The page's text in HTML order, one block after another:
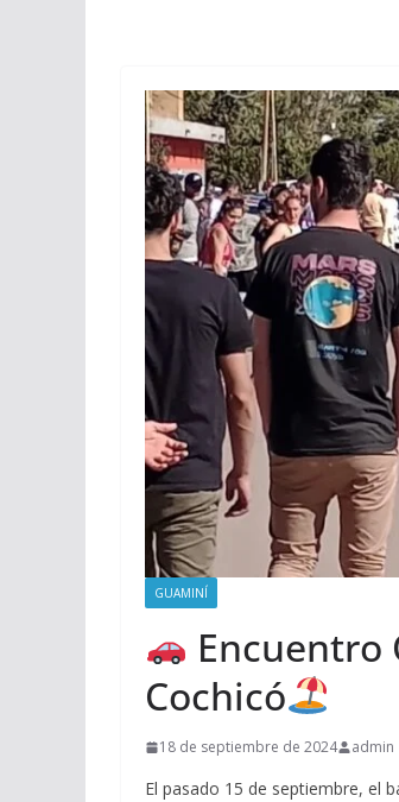
GUAMINÍ
Encuentro
Cochicó
18 de septiembre de 2024 admin
El pasado 15 de septiembre, el